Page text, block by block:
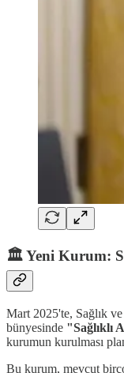
🏛️ Yeni Kurum:
Mart 2025'te, Sağlık
bünyesinde "Sağlıklı
kurumun kurulması
Bu kurum, mevcut